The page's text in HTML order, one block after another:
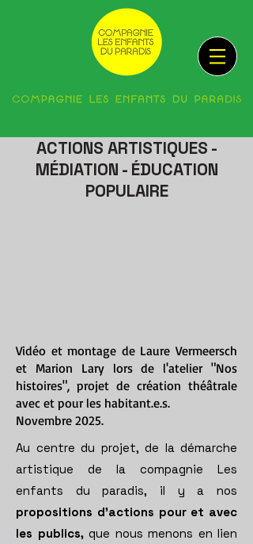
ACTIONS ARTISTIQUES -
MÉDIATION - ÉDUCATION
POPULAIRE
Vidéo et montage de Laure Vermeersch
et Marion Lary lors de l'atelier "Nos
histoires", projet de création théâtrale
avec et pour les habitant.e.s.
Novembre 2025.
Au centre du projet, de la démarche
artistique de la compagnie Les
enfants du paradis, il y a nos
propositions d'actions pour et avec
les publics,que nous menons en lien